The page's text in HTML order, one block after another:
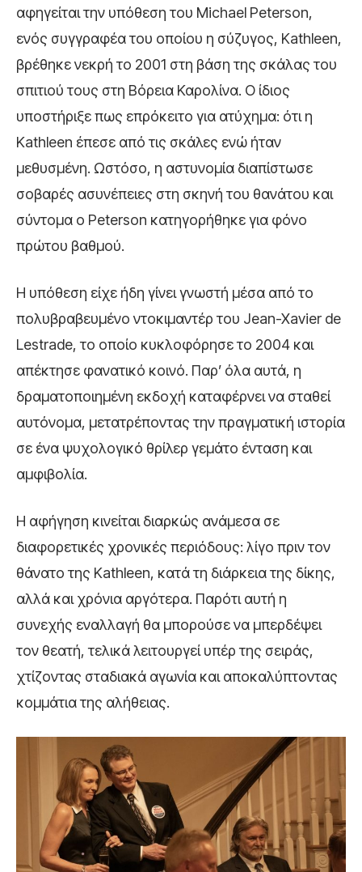
αφηγείται την υπόθεση του Michael Peterson,
ενός συγγραφέα του οποίου η σύζυγος, Kathleen,
βρέθηκε νεκρή το 2001 στη βάση της σκάλας του
σπιτιού τους στη Βόρεια Καρολίνα. Ο ίδιος
υποστήριξε πως επρόκειτο για ατύχημα: ότι η
Kathleen έπεσε από τις σκάλες ενώ ήταν
μεθυσμένη. Ωστόσο, η αστυνομία διαπίστωσε
σοβαρές ασυνέπειες στη σκηνή του θανάτου και
σύντομα ο Peterson κατηγορήθηκε για φόνο
πρώτου βαθμού.
Η υπόθεση είχε ήδη γίνει γνωστή μέσα από το
πολυβραβευμένο ντοκιμαντέρ του Jean-Xavier de
Lestrade, το οποίο κυκλοφόρησε το 2004 και
απέκτησε φανατικό κοινό. Παρ’ όλα αυτά, η
δραματοποιημένη εκδοχή καταφέρνει να σταθεί
αυτόνομα, μετατρέποντας την πραγματική ιστορία
σε ένα ψυχολογικό θρίλερ γεμάτο ένταση και
αμφιβολία.
Η αφήγηση κινείται διαρκώς ανάμεσα σε
διαφορετικές χρονικές περιόδους: λίγο πριν τον
θάνατο της Kathleen, κατά τη διάρκεια της δίκης,
αλλά και χρόνια αργότερα. Παρότι αυτή η
συνεχής εναλλαγή θα μπορούσε να μπερδέψει
τον θεατή, τελικά λειτουργεί υπέρ της σειράς,
χτίζοντας σταδιακά αγωνία και αποκαλύπτοντας
κομμάτια της αλήθειας.